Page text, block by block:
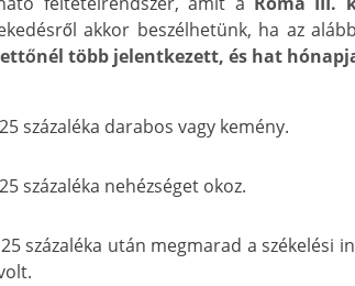
akkor beszélhetünk, ha az
több jelentkezett, és hat
százaléka darabos vagy kemény.
százaléka nehézséget okoz.
százaléka után megmarad a székelési